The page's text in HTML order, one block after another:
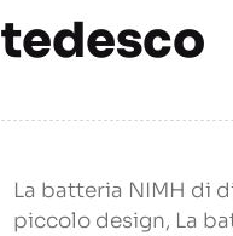
tedesco
La batteria NIMH di
piccolo design, La